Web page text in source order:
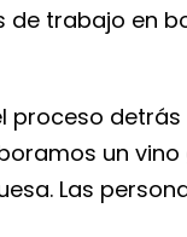
trabajo en
proceso
un
Las